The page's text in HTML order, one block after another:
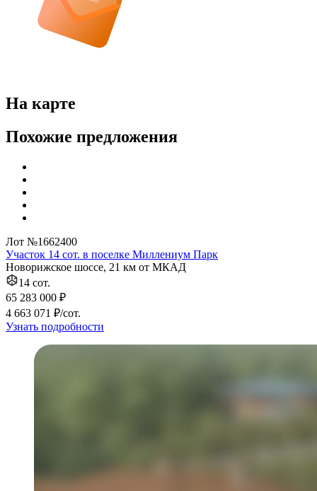
На карте
Похожие предложения
Лот №1662400
Участок 14 сот. в поселке Миллениум Парк
Новорижское шоссе, 21 км от МКАД
14 сот.
65 283 000 ₽
4 663 071 ₽/сот.
Узнать подробности